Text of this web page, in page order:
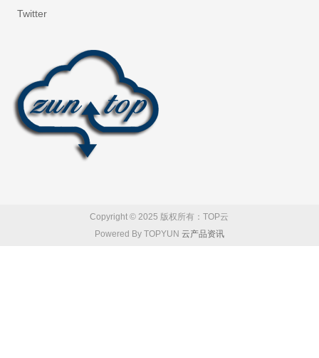
Twitter
Copyright © 2025 版权所有：TOP云
Powered By TOPYUN 云产品资讯